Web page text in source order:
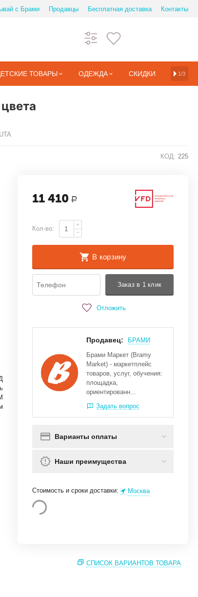
с Брами Продавцы Бесплатная доставка Контакты
ТОВАРЫ ОДЕЖДА СКИДКИ 1/3
КОД: 225
11 410 Р
Кол-во:
+
−
В корзину
Заказ в 1 клик
Отложить
Продавец:
БРАМИ
Брами Маркет (Bramy
Market) - маркетплейс
товаров, услуг, обучения:
площадка,
ориентированн...
Задать вопрос
Варианты оплаты
Наши преимущества
Стоимость и сроки доставки: Москва
СПИСОК ВАРИАНТОВ ТОВАРА